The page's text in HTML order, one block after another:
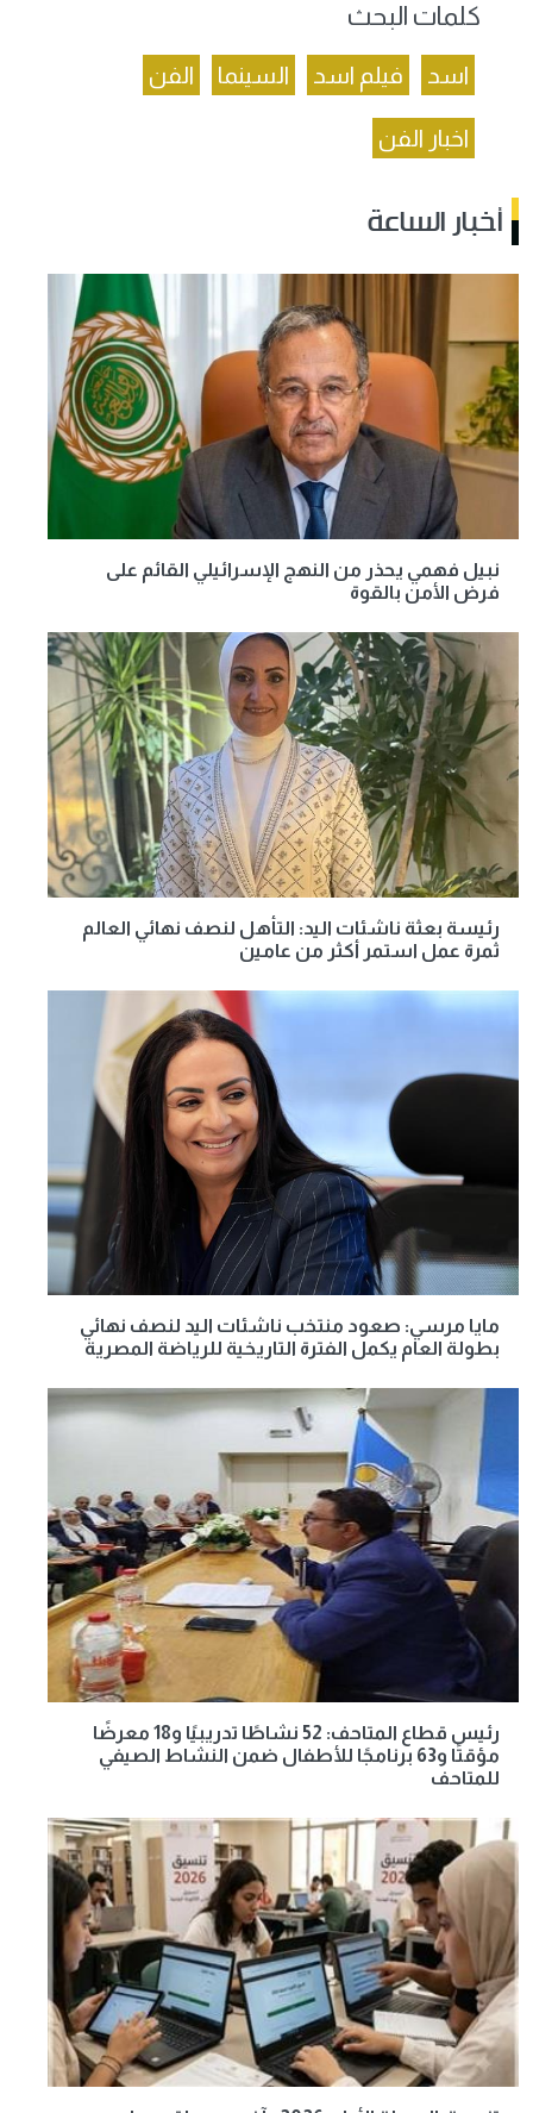
كلمات البحث
اسد فيلم اسد السينما الفن
اخبار الفن
أخبار الساعة
نبيل فهمي يحذر من النهج الإسرائيلي القائم على
فرض الأمن بالقوة
رئيسة بعثة ناشئات اليد: التأهل لنصف نهائي العالم
ثمرة عمل استمر أكثر من عامين
مايا مرسي: صعود منتخب ناشئات اليد لنصف نهائي
بطولة العام يكمل الفترة التاريخية للرياضة المصرية
رئيس قطاع المتاحف: 52 نشاطًا تدريبيًا و18 معرضًا
مؤقتًا و63 برنامجًا للأطفال ضمن النشاط الصيفي
للمتاحف